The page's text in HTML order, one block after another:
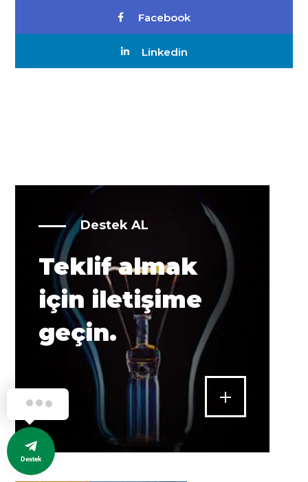
Facebook
Linkedin
Destek AL
Teklif almak
için iletişime
geçin.
Destek